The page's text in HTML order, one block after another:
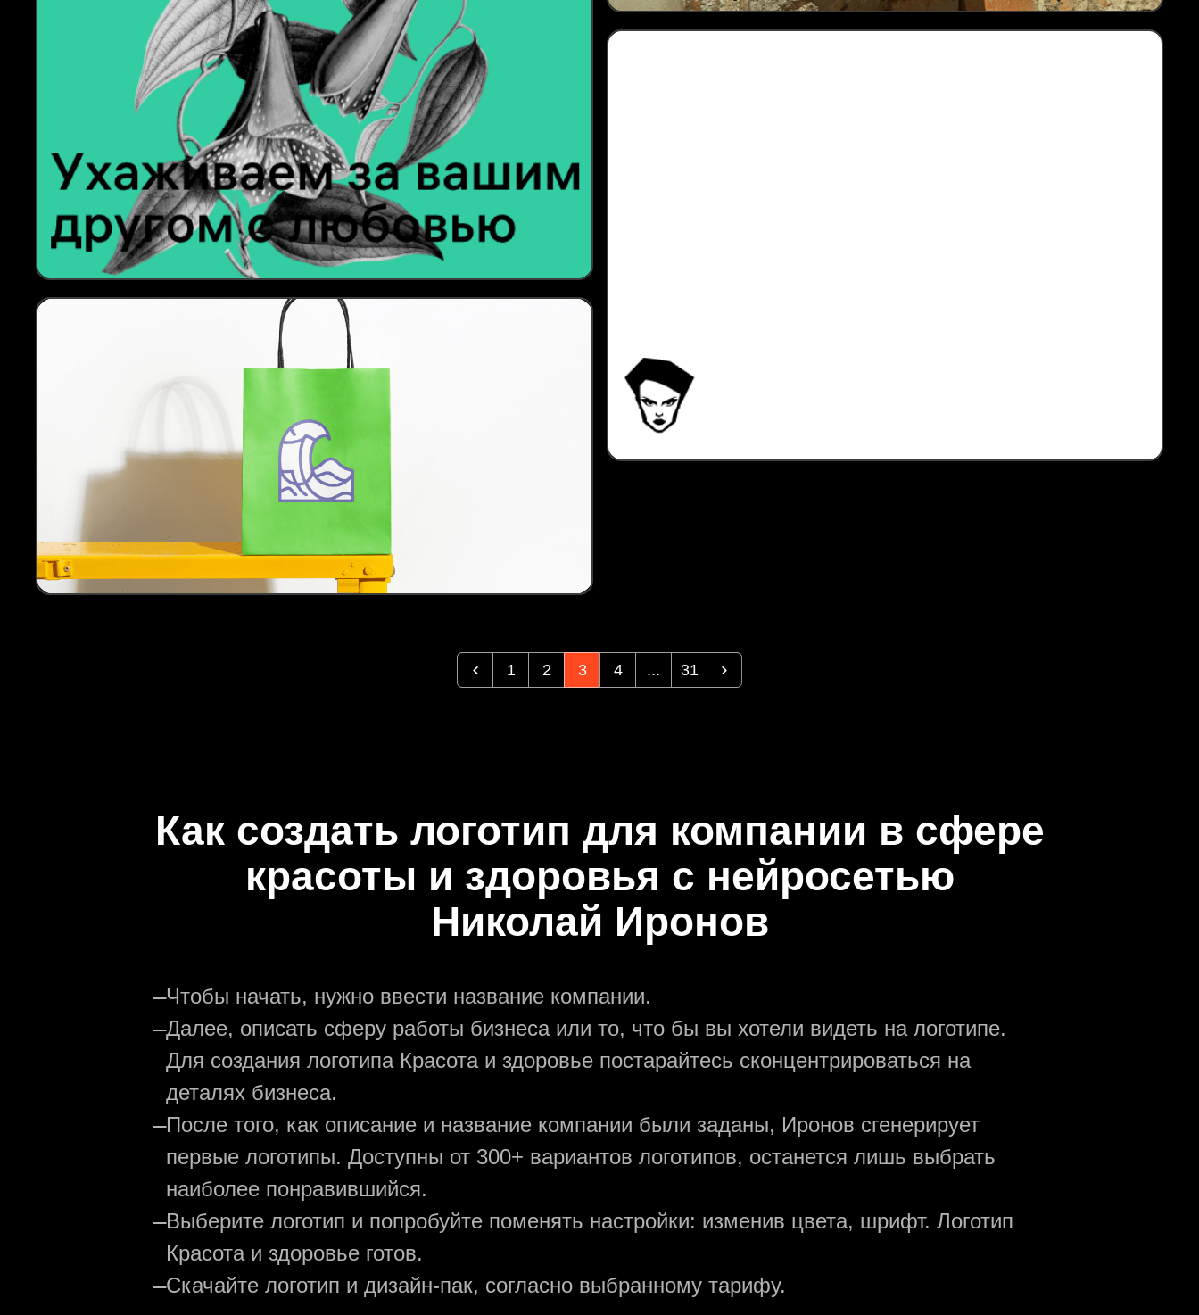
1 2 3 4 ... 31
Как создать логотип для компании в сфере
красоты и здоровья с нейросетью
Николай Иронов
—Чтобы начать, нужно ввести название компании.
—Далее, описать сферу работы бизнеса или то, что бы вы хотели видеть на логотипе.
Для создания логотипа Красота и здоровье постарайтесь сконцентрироваться на
деталях бизнеса.
—После того, как описание и название компании были заданы, Иронов сгенерирует
первые логотипы. Доступны от 300+ вариантов логотипов, останется лишь выбрать
наиболее понравившийся.
—Выберите логотип и попробуйте поменять настройки: изменив цвета, шрифт. Логотип
Красота и здоровье готов.
—Скачайте логотип и дизайн-пак, согласно выбранному тарифу.